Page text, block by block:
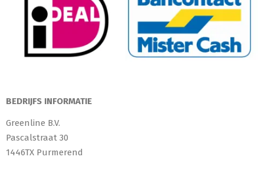
BEDRIJFS INFORMATIE
Greenline B.V.
Pascalstraat 30
1446TX Purmerend